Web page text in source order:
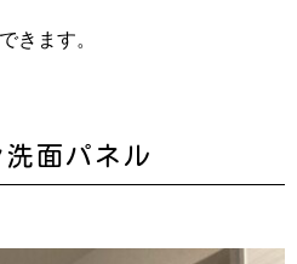
きます。
面パネル